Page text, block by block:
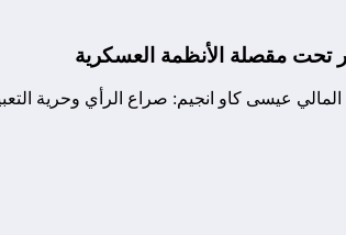
تحت مقصلة الأنظمة العسكرية